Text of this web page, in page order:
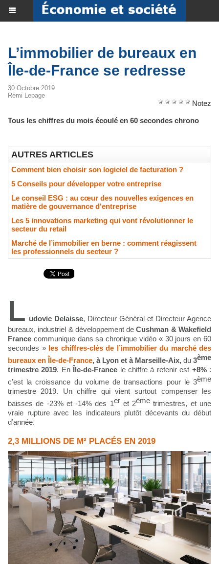
L’immobilier de bureaux en
Île-de-France se redresse
30 Octobre 2019
Rémi Lepage
Notez
Tous les chiffres du mois écoulé en 60 secondes chrono
AUTRES ARTICLES
Comment bien choisir son logiciel de facturation ?
5 Conseils pour développer votre entreprise
Le conseil ESG : au cœur des nouvelles exigences en
matière de gouvernance d'entreprise
Les 5 innovations marketing qui vont révolutionner le
secteur du retail
Marché de l’immobilier en berne : comment réagissent
les professionnels du secteur ?
L udovic Delaisse, Directeur Général et Directeur Agence
bureaux, industriel & développement deCushman & Wakefield
France communique dans sa chronique vidéo « 30 jours en 60
secondes » les chiffres-clésde l’immobilier du marché des
bureaux en Île-de-France, à Lyon et à Marseille-Aix, du 3ème
trimestre 2019. En Île-de-France le chiffre à retenir est +8%:
c’est la croissance du volume de transactions pour le 3ème
trimestre 2019. Un chiffre qui vient surtout compenser les
baisses de -23% et -14% des 1er et 2ème trimestres, et une
vraie rupture avec les indicateurs plutôt décevants du début
d’année.
2,3 MILLIONS DE M² PLACÉS EN 2019